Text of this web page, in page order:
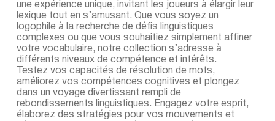
une expérience unique, invitant les joueurs à élargir leur
lexique tout en s’amusant. Que vous soyez un
logophile à la recherche de défis linguistiques
complexes ou que vous souhaitiez simplement affiner
votre vocabulaire, notre collection s’adresse à
différents niveaux de compétence et intérêts.
Testez vos capacités de résolution de mots,
améliorez vos compétences cognitives et plongez
dans un voyage divertissant rempli de
rebondissements linguistiques. Engagez votre esprit,
élaborez des stratégies pour vos mouvements et